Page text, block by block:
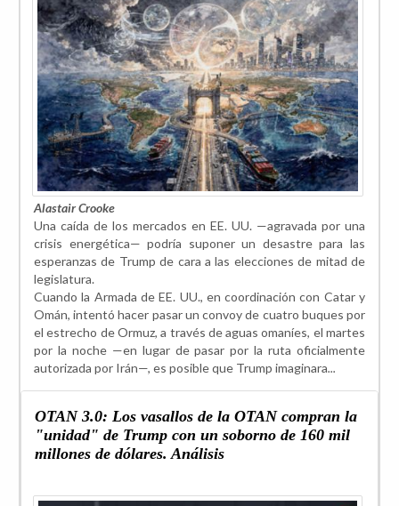
Alastair Crooke
Una caída de los mercados en EE. UU. —agravada por una
crisis energética— podría suponer un desastre para las
esperanzas de Trump de cara a las elecciones de mitad de
legislatura.
Cuando la Armada de EE. UU., en coordinación con Catar y
Omán, intentó hacer pasar un convoy de cuatro buques por
el estrecho de Ormuz, a través de aguas omaníes, el martes
por la noche —en lugar de pasar por la ruta oficialmente
autorizada por Irán—, es posible que Trump imaginara...
OTAN 3.0: Los vasallos de la OTAN compran la
"unidad" de Trump con un soborno de 160 mil
millones de dólares. Análisis